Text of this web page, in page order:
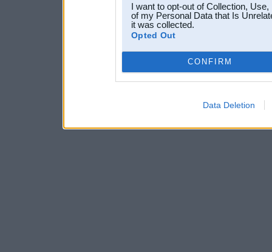
I want to opt-out of Collection,
of my Personal Data that Is
it was collected.
Opted Out
CONFIRM
Data Deletion